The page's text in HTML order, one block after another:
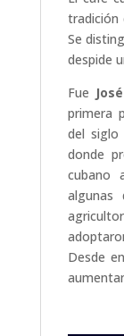
tradición
Se
despide
Fue
primera
del siglo
donde
cubano
algunas
Desde